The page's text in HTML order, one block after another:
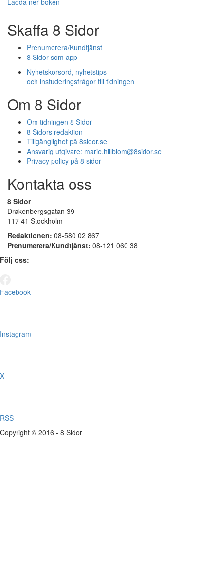
Ladda ner boken
Skaffa 8 Sidor
Prenumerera/Kundtjänst
8 Sidor som app
Nyhetskorsord, nyhetstips
och instuderingsfrågor till tidningen
Om 8 Sidor
Om tidningen 8 Sidor
8 Sidors redaktion
Tillgänglighet på 8sidor.se
Ansvarig utgivare: marie.hillblom@8sidor.se
Privacy policy på 8 sidor
Kontakta oss
8 Sidor
Drakenbergsgatan 39
117 41 Stockholm
Redaktionen: 08-580 02 867
Prenumerera/Kundtjänst: 08-121 060 38
Följ oss:
Facebook
Instagram
X
RSS
Copyright © 2016 - 8 Sidor